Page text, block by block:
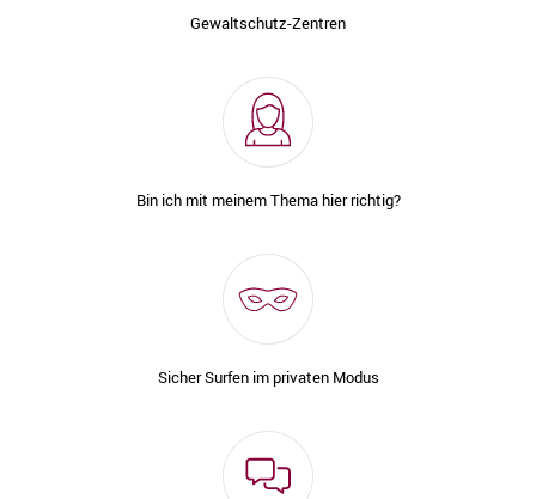
Gewaltschutz-Zentren
Bin ich mit meinem Thema hier richtig?
Sicher Surfen im privaten Modus